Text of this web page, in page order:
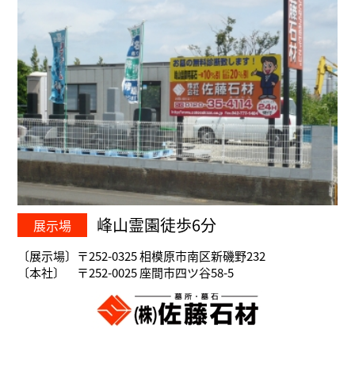
展示場 峰山霊園徒歩6分
〔展示場〕〒252-0325 相模原市南区新磯野232
〔本社〕 〒252-0025 座間市四ツ谷58-5